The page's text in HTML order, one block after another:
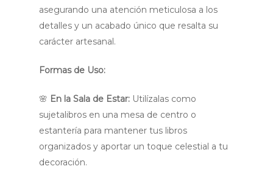
asegurando una atención meticulosa a los
detalles y un acabado único que resalta su
carácter artesanal.
Formas de Uso:
🌸 En la Sala de Estar: Utilízalas como
sujetalibros en una mesa de centro o
estantería para mantener tus libros
organizados y aportar un toque celestial a tu
decoración.